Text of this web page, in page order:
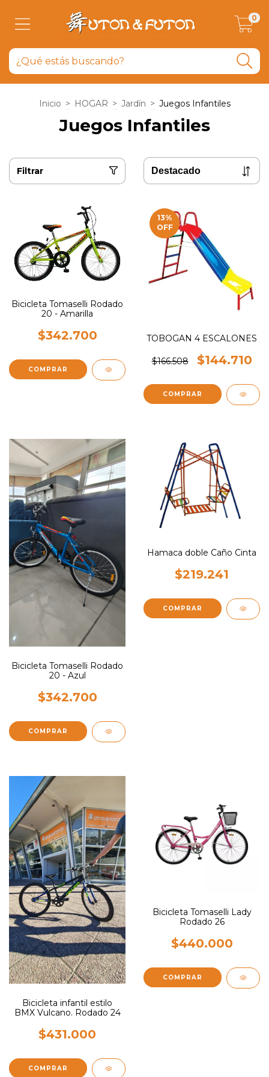
0
Inicio > HOGAR > Jardín > Juegos Infantiles
Juegos Infantiles
Filtrar
Bicicleta Tomaselli Rodado
20 - Amarilla
$342.700
13%
OFF
TOBOGAN 4 ESCALONES
$166.508 $144.710
Bicicleta Tomaselli Rodado
20 - Azul
$342.700
Hamaca doble Caño Cinta
$219.241
Bicicleta infantil estilo
BMX Vulcano. Rodado 24
$431.000
Bicicleta Tomaselli Lady
Rodado 26
$440.000